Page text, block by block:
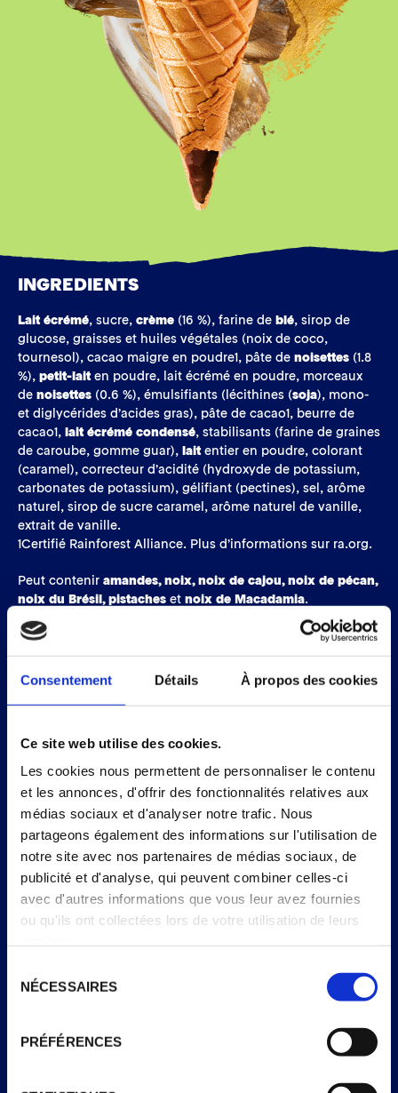
Consentement Détails À propos des cookies
Ce site web utilise des cookies.
Les cookies nous permettent de personnaliser le contenu
et les annonces, d'offrir des fonctionnalités relatives aux
médias sociaux et d'analyser notre trafic. Nous
partageons également des informations sur l'utilisation de
notre site avec nos partenaires de médias sociaux, de
publicité et d'analyse, qui peuvent combiner celles-ci
avec d'autres informations que vous leur avez fournies
ou qu'ils ont collectées lors de votre utilisation de leurs
NÉCESSAIRES
PRÉFÉRENCES
INGRÉDIENTS
Lait écrémé, sucre, crème (16 %), farine de blé, sirop de
glucose, graisses et huiles végétales (noix de coco,
tournesol), cacao maigre en poudre1, pâte de noisettes (1.8
%), petit-laiten poudre, lait écrémé en poudre, morceaux
de noisettes (0.6 %), émulsifiants (lécithines (soja), mono-
et diglycérides d’acides gras), pâte de cacao1, beurre de
cacao1, lait écrémé condensé, stabilisants (farine de graines
de caroube, gomme guar), laitentier en poudre, colorant
(caramel), correcteur d’acidité (hydroxyde de potassium,
carbonates de potassium), gélifiant (pectines), sel, arôme
naturel, sirop de sucre caramel, arôme naturel de vanille,
extrait de vanille.
1Certifié Rainforest Alliance. Plus d’informations sur ra.org.
Peut contenir amandes, noix, noix de cajou, noix de pécan,
noix du Brésil, pistaches et noix de Macadamia.
FORMAT
INFORMATIONS NUTRITIONNELLES
Pour 100g
Par portion
= 1 cône
de
281 kcal
kcal
30%
13 %
27%